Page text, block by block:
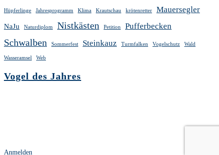
Hüpferlinge Jahresprogramm Klima Krautschau krötenretter Mauersegler
NaJu Naturdiplom Nistkästen Petition Pufferbecken
Schwalben Sommerfest Steinkauz Turmfalken Vogelschutz Wald
Wasseramsel Web
Vogel des Jahres
Anmelden